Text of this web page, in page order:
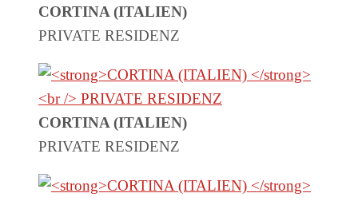
CORTINA (ITALIEN)
PRIVATE RESIDENZ
CORTINA (ITALIEN)
PRIVATE RESIDENZ